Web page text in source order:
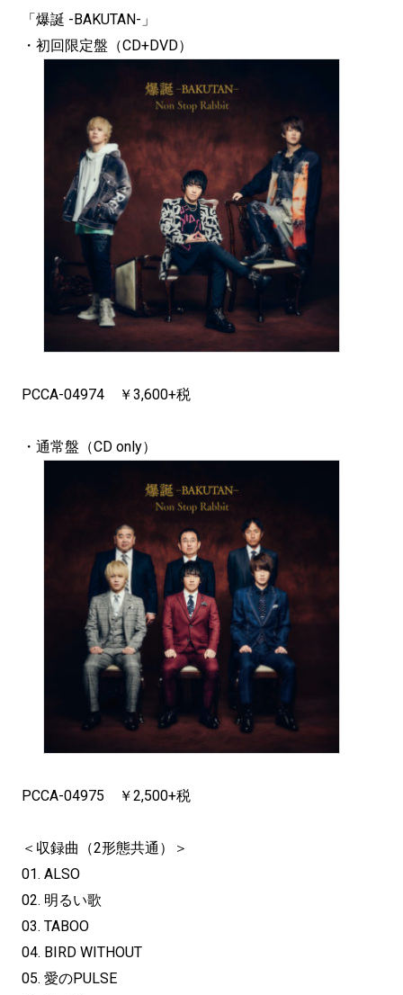
「爆誕 -BAKUTAN-」
・初回限定盤（CD+DVD）
PCCA-04974 ￥3,600+税
・通常盤（CD only）
PCCA-04975 ￥2,500+税
＜収録曲（2形態共通）＞
01. ALSO
02. 明るい歌
03. TABOO
04. BIRD WITHOUT
05. 愛のPULSE